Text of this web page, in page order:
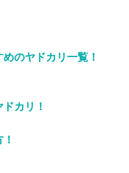
のヤドカリ一覧！
カリ！